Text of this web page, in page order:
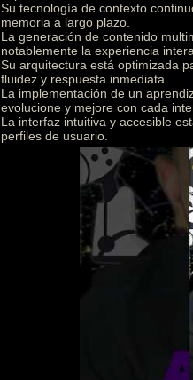
Su tecnología de contexto
memoria a largo plazo.
La generación de contenido
notablemente la experiencia
Su arquitectura está optimizada
fluidez y respuesta inmediata.
La implementación de un
evolucione y mejore con cada
La interfaz intuitiva y accesible
perfiles de usuario.